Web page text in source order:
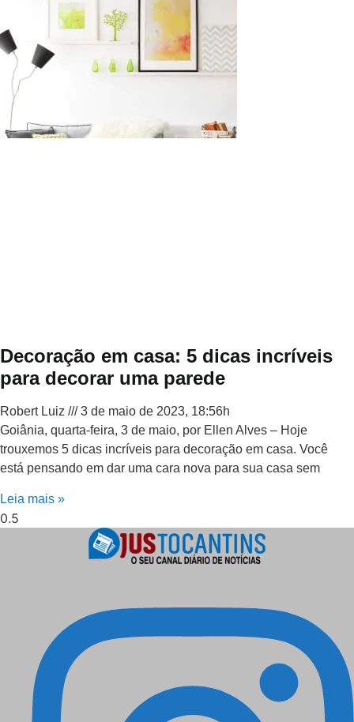
Decoração em casa: 5 dicas incríveis
para decorar uma parede
Robert Luiz
3 de maio de 2023, 18:56h
Goiânia, quarta-feira, 3 de maio, por Ellen Alves – Hoje
trouxemos 5 dicas incríveis para decoração em casa. Você
está pensando em dar uma cara nova para sua casa sem
Leia mais »